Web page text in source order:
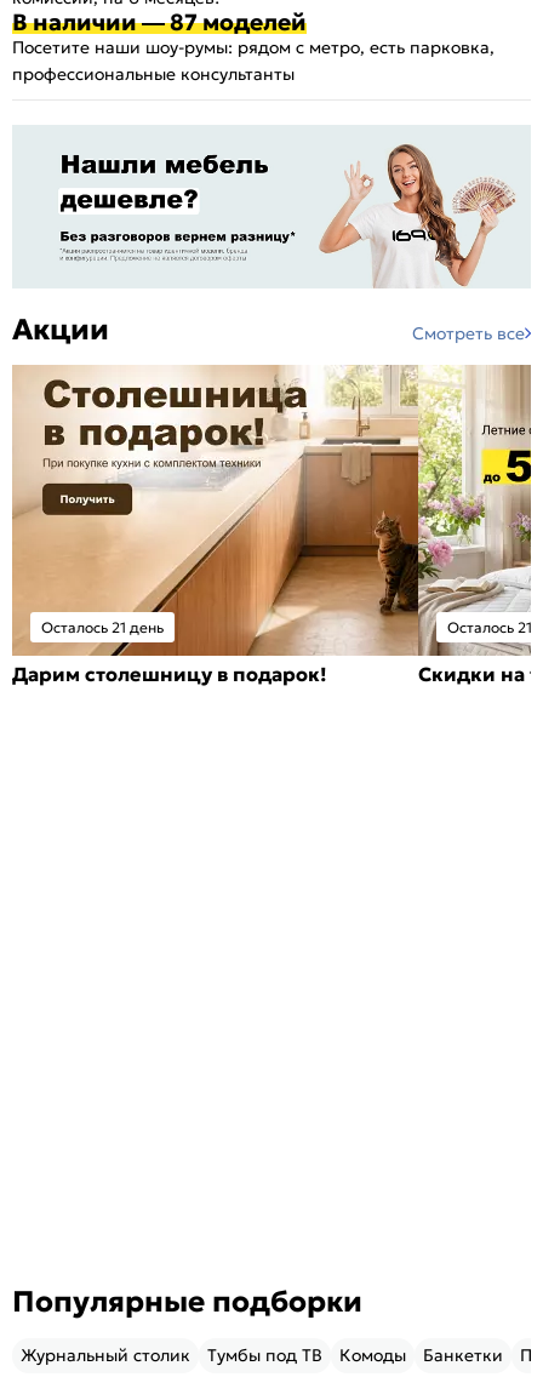
В наличии — 87 моделей
Посетите наши шоу-румы: рядом с метро, есть парковка,
профессиональные консультанты
Акции Смотреть все
Осталось 21 день
Дарим столешницу в подарок!
Осталось 21
Скидки на
Популярные подборки
Журнальный столик Тумбы под ТВ Комоды Банкетки